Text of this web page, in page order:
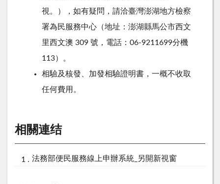
視 。），如有疑問，請洽臺灣澎湖地方檢察
署為民服務中心（地址：澎湖縣馬公市西文
里西文澳 309 號，電話：06-9211699分機
113）。
相驗及核發、加發相驗證明書，一概不收取
任何費用。
相關連结
法務部便民服務線上申辦系統_另開新視窗